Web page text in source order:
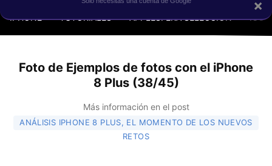
IPHONE TUTORIALES APPLESFERA SELECCIÓN IOS
Foto de Ejemplos de fotos con el iPhone
8 Plus (38/45)
Más información en el post
ANÁLISIS IPHONE 8 PLUS, EL MOMENTO DE LOS NUEVOS
RETOS
×